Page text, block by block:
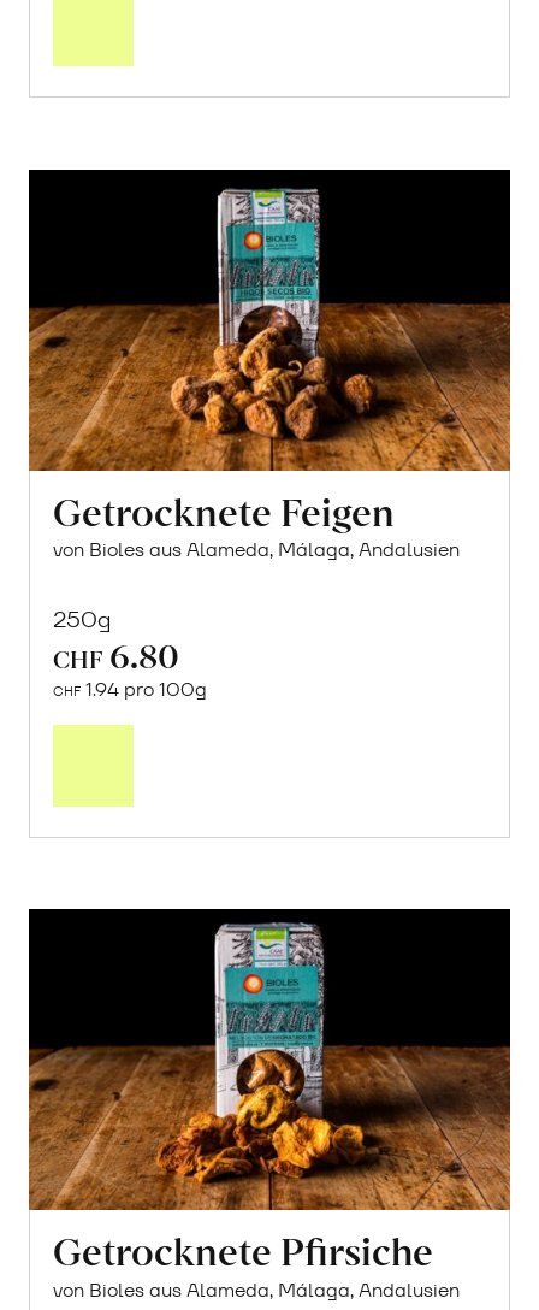
Getrocknete Feigen
von Bioles aus Alameda, Málaga, Andalusien
250g
CHF 6.80
CHF 1.94 pro 100g
Getrocknete Pfirsiche
von Bioles aus Alameda, Málaga, Andalusien